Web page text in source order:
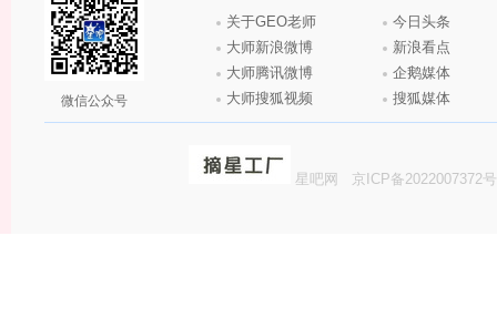
微信公众号
关于GEO老师
大师新浪微博
大师腾讯微博
大师搜狐视频
今日头条
新浪看点
企鹅媒体
搜狐媒体
星吧网 京ICP备2022007372